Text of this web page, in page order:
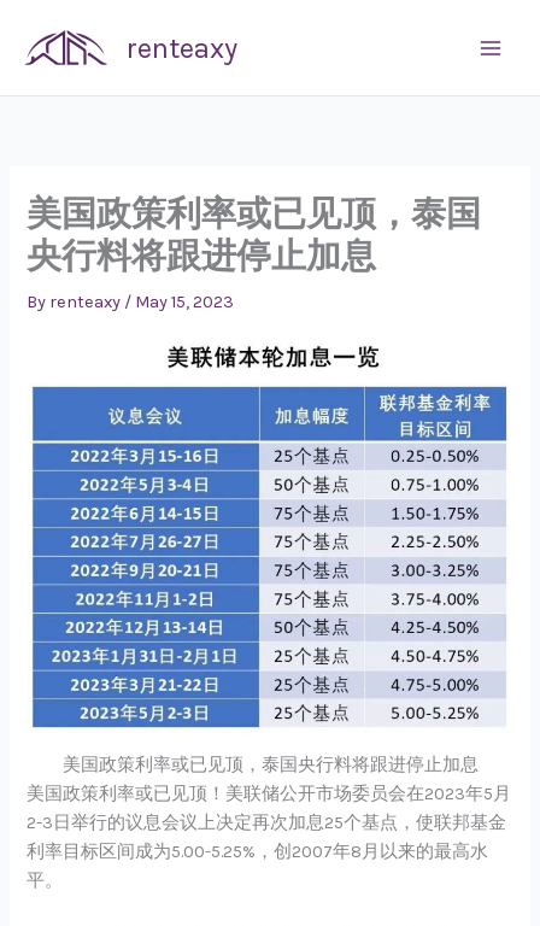
content
renteaxy
美国政策利率或已见顶，泰国
央行料将跟进停止加息
By renteaxy / May 15, 2023
美国政策利率或已见顶，泰国央行料将跟进停止加息
美国政策利率或已见顶！美联储公开市场委员会在2023年5月
2-3日举行的议息会议上决定再次加息25个基点，使联邦基金
利率目标区间成为5.00-5.25%，创2007年8月以来的最高水
平。